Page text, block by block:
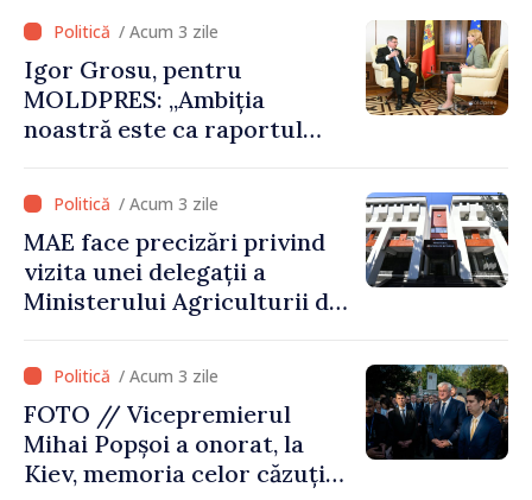
alegerea. Ne-am alăturat
Ucrainei”/ Acum 3 zile
Igor Grosu, pentru
MOLDPRES: „Ambiția
noastră este ca raportul
an să fie și mai bun”
/ Acum 3 zile
MAE face precizări privind
vizita unei delegații a
Ministerului Agriculturii din
/ Acum 3 zile
FOTO // Vicepremierul
Mihai Popșoi a onorat, la
Kiev, memoria celor căzuți